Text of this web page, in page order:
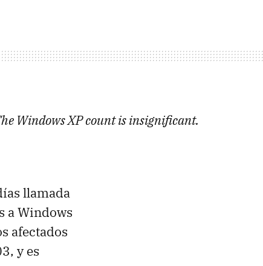
Windows XP count is insignificant.
llamada
a Windows
afectados
y es